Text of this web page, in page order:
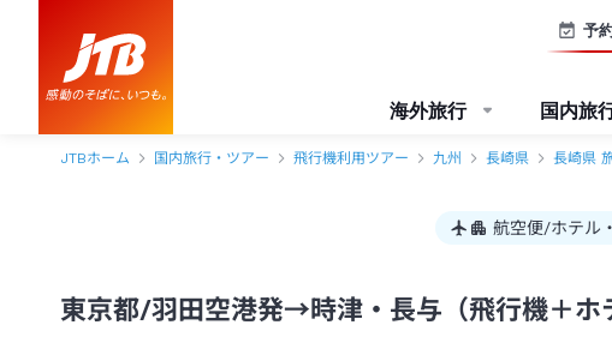
予
海外旅行 国内旅
JTBホーム 国内旅行・ツアー 飛行機利用ツアー 九州 長崎県 長崎県
航空便/ホテル
東京都/羽田空港発→時津・長与（飛行機＋ホ